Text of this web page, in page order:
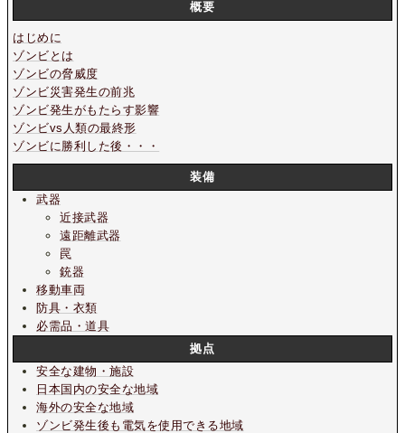
概要
はじめに
ゾンビとは
ゾンビの脅威度
ゾンビ災害発生の前兆
ゾンビ発生がもたらす影響
ゾンビvs人類の最終形
ゾンビに勝利した後・・・
装備
武器
近接武器
遠距離武器
罠
銃器
移動車両
防具・衣類
必需品・道具
拠点
安全な建物・施設
日本国内の安全な地域
海外の安全な地域
ゾンビ発生後も電気を使用できる地域